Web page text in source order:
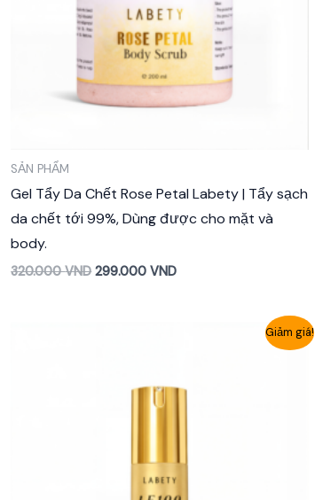
SẢN PHẨM
Gel Tẩy Da Chết Rose Petal Labety | Tẩy sạch
da chết tới 99%, Dùng được cho mặt và
body.
320.000VND 299.000VND
Giảm giá!